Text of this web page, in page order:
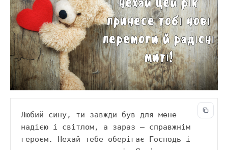
Любий сину, ти завжди був для мене
надією і світлом, а зараз — справжнім
героєм. Нехай тебе оберігає Господь і